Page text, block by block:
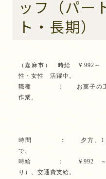
ッフ（パー
ト・長期
（嘉麻市） 時給 ￥
性・女性 活躍中。
職種 ： お菓子の工場
作業。
時間 ： 夕方、1７：
で、
時給 ： ￥992 ～ （
り）、交通費支給。